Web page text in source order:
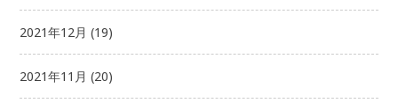
2021年12月 (19)
2021年11月 (20)